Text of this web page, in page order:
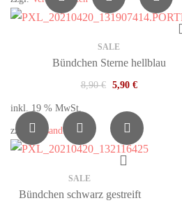
SALE
Bündchen Sterne hellblau
8,90€ 5,90 €
inkl. 19 % MwSt.
zzgl.Versandkosten
SALE
Bündchen schwarz gestreift